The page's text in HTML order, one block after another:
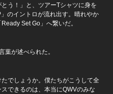
う！」と、ツアーTシャツに身を
のイントロが流れ出す。晴れやか
Set Go」へ繋いだ。
葉が述べられた。
でしょうか。僕たちがこうして全
できるのは、本当にQWVのみな